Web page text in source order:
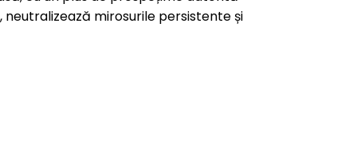
mirosurile persistente și